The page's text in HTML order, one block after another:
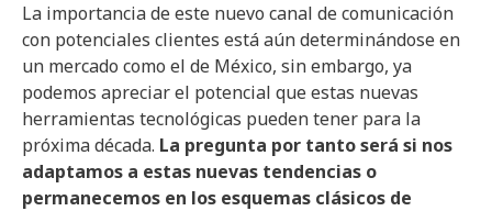
La importancia de este nuevo canal de comunicación
con potenciales clientes está aún determinándose en
un mercado como el de México, sin embargo, ya
podemos apreciar el potencial que estas nuevas
herramientas tecnológicas pueden tener para la
próxima década. La pregunta por tanto será si nos
adaptamos a estas nuevas tendencias o
permanecemos en los esquemas clásicos de